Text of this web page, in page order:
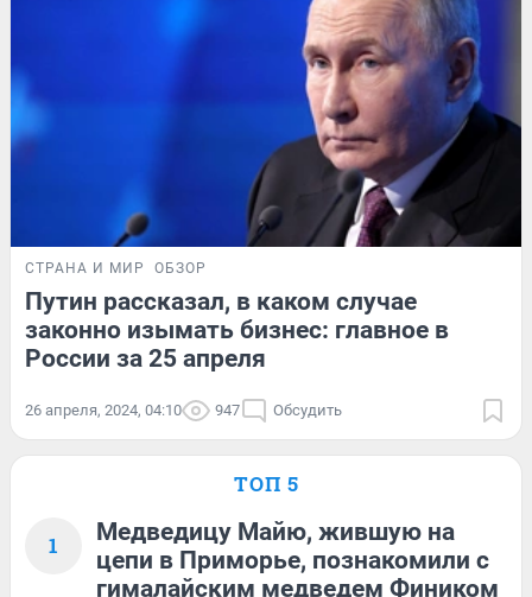
СТРАНА И МИР ОБЗОР
Путин рассказал, в каком случае
законно изымать бизнес: главное в
России за 25 апреля
26 апреля, 2024, 04:10 947 Обсудить
ТОП 5
1
Медведицу Майю, жившую на
цепи в Приморье, познакомили с
гималайским медведем Фиником